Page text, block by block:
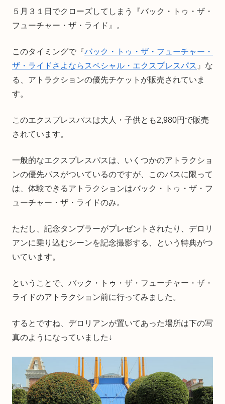
５月３１日でクローズしてしまう『バック・トゥ・ザ・
フューチャー・ザ・ライド』。
このタイミングで『バック・トゥ・ザ・フューチャー・
ザ・ライドさよならスペシャル・エクスプレスパス 』な
る、アトラクションの優先チケットが販売されていま
す。
このエクスプレスパスは大人・子供とも2,980円で販売
されています。
一般的なエクスプレスパスは、いくつかのアトラクショ
ンの優先パスがついているのですが、このパスに限って
は、体験できるアトラクションはバック・トゥ・ザ・フ
ューチャー・ザ・ライドのみ。
ただし、記念タンブラーがプレゼントされたり、デロリ
アンに乗り込むシーンを記念撮影する、という特典がつ
いています。
ということで、バック・トゥ・ザ・フューチャー・ザ・
ライドのアトラクション前に行ってみました。
するとですね、デロリアンが置いてあった場所は下の写
真のようになっていました↓